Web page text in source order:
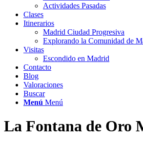
Actividades Pasadas
Clases
Itinerarios
Madrid Ciudad Progresiva
Explorando la Comunidad de
Visitas
Escondido en Madrid
Contacto
Blog
Valoraciones
Buscar
Menú Menú
La Fontana de Oro